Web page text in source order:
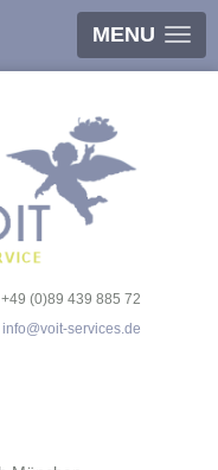
MENU
+49 (0)89 439 885 72
info@voit-services.de